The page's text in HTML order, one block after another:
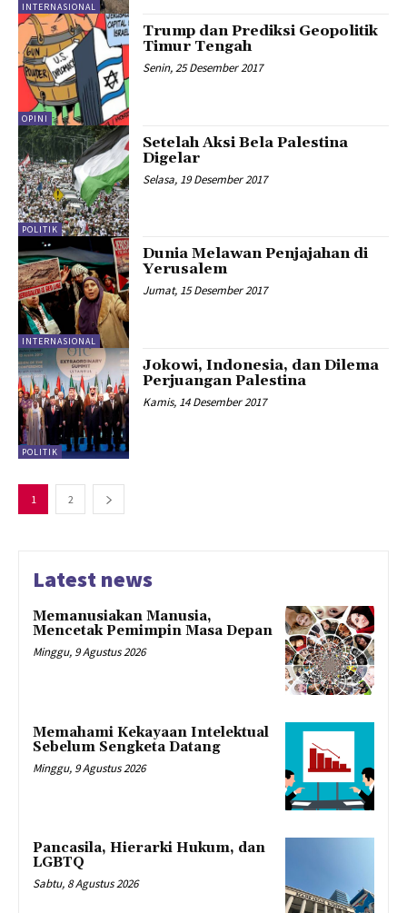
INTERNASIONAL
OPINI
Trump dan Prediksi Geopolitik
Timur Tengah
Senin, 25 Desember 2017
POLITIK
Setelah Aksi Bela Palestina
Digelar
Selasa, 19 Desember 2017
INTERNASIONAL
Dunia Melawan Penjajahan di
Yerusalem
Jumat, 15 Desember 2017
POLITIK
Jokowi, Indonesia, dan Dilema
Perjuangan Palestina
Kamis, 14 Desember 2017
1 2
Latest news
Memanusiakan Manusia,
Mencetak Pemimpin Masa Depan
Minggu, 9 Agustus 2026
Memahami Kekayaan Intelektual
Sebelum Sengketa Datang
Minggu, 9 Agustus 2026
Pancasila, Hierarki Hukum, dan
LGBTQ
Sabtu, 8 Agustus 2026